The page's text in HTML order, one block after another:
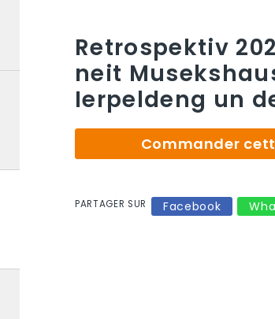
Retrospektiv
neit
Ierpeldeng un
Commander
PARTAGER SUR Facebook